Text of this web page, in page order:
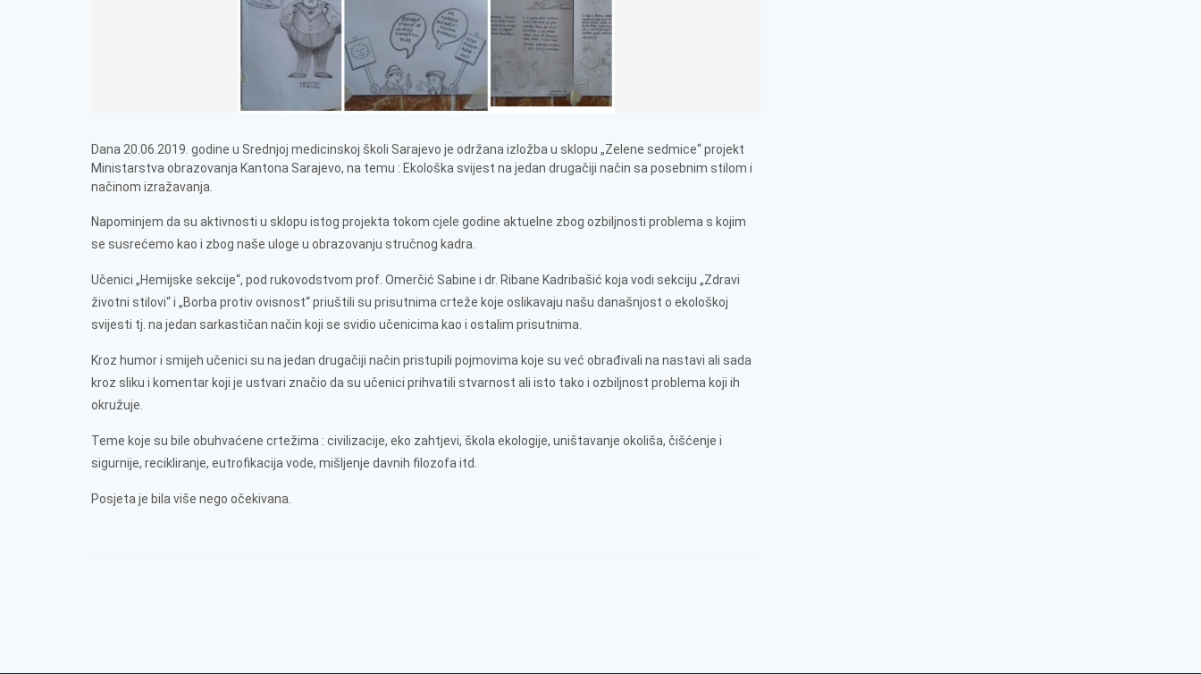
Dana 20.06.2019. godine u Srednjoj medicinskoj školi Sarajevo je održana izložba u sklopu „Zelene sedmice“ projekt
Ministarstva obrazovanja Kantona Sarajevo, na temu : Ekološka svijest na jedan drugačiji način sa posebnim stilom i
načinom izražavanja.
Napominjem da su aktivnosti u sklopu istog projekta tokom cjele godine aktuelne zbog ozbiljnosti problema s kojim
se susrećemo kao i zbog naše uloge u obrazovanju stručnog kadra.
Učenici „Hemijske sekcije“, pod rukovodstvom prof. Omerčić Sabine i dr. Ribane Kadribašić koja vodi sekciju „Zdravi
životni stilovi“ i „Borba protiv ovisnost“ priuštili su prisutnima crteže koje oslikavaju našu današnjost o ekološkoj
svijesti tj. na jedan sarkastičan način koji se svidio učenicima kao i ostalim prisutnima.
Kroz humor i smijeh učenici su na jedan drugačiji način pristupili pojmovima koje su već obrađivali na nastavi ali sada
kroz sliku i komentar koji je ustvari značio da su učenici prihvatili stvarnost ali isto tako i ozbiljnost problema koji ih
okružuje.
Teme koje su bile obuhvaćene crtežima : civilizacije, eko zahtjevi, škola ekologije, uništavanje okoliša, čišćenje i
sigurnije, recikliranje, eutrofikacija vode, mišljenje davnih filozofa itd.
Posjeta je bila više nego očekivana.